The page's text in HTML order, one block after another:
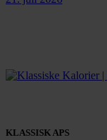
KLASSISK APS